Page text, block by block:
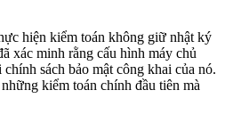
hiện kiểm toán không giữ nhật ký
xác minh rằng cấu hình máy chủ
sách bảo mật công khai của nó.
kiểm toán chính đầu tiên mà